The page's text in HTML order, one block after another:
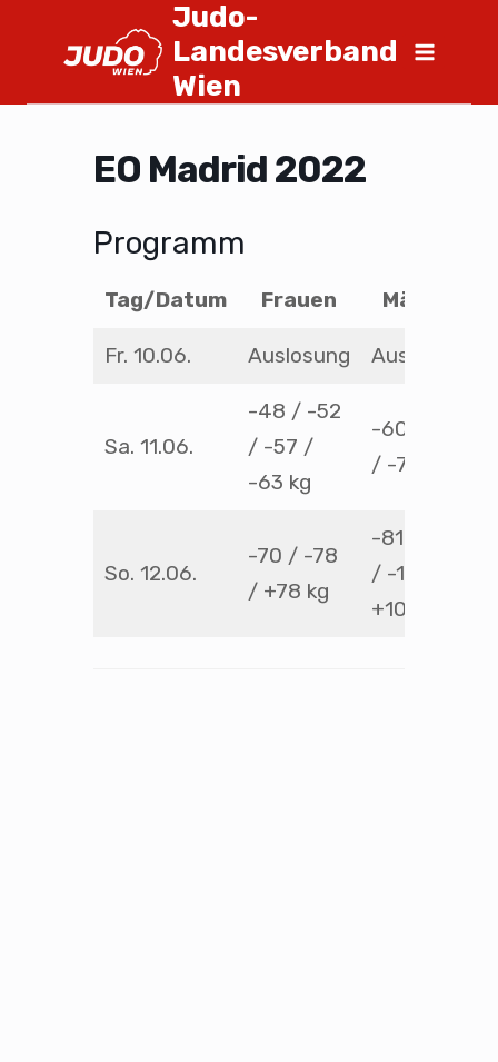
Judo-
Landesverband
Wien
EO Madrid 2022
Programm
Tag/Datum Frauen Männer
Fr. 10.06. Auslosung Auslosung
Sa. 11.06.
-48 / -52
/ -57 /
-63 kg
-60 / -66
/ -73 kg
So. 12.06.
-70 / -78
/ +78 kg
-81 / -90
/ -100 /
+100 kg